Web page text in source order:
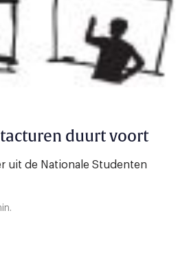
duurt voort
uit de Nationale Studenten